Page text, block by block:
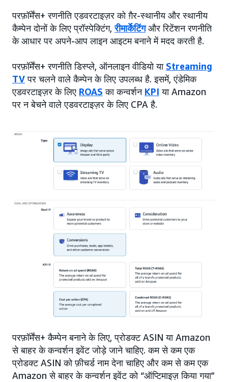
परफ़ॉर्मेंस+ रणनीति एडवरटाइज़र को ग़ैर-स्थानीय और स्थानीय
कैम्पेन दोनों के लिए प्रॉस्पेक्टिंग,रीमार्केटिंगऔर रिटेंशन रणनीति
के आधार पर अपने-आप लाइन आइटम बनाने में मदद करती है.
परफ़ॉर्मेंस+ रणनीति डिस्प्ले, ऑनलाइन वीडियो या Streaming
TVपर चलने वाले कैम्पेन के लिए उपलब्ध है. इसमें, एंडेमिक
एडवरटाइज़र के लिए ROAS का कन्वर्शन KPI या Amazon
पर न बेचने वाले एडवरटाइज़र के लिए CPA है.
परफ़ॉर्मेंस+ कैम्पेन बनाने के लिए, प्रोडक्ट ASIN या Amazon
से बाहर के कन्वर्शन इवेंट जोड़े जाने चाहिए. कम से कम एक
प्रोडक्ट ASIN को फ़ीचर्ड नाम देना चाहिए और कम से कम एक
Amazon से बाहर के कन्वर्शन इवेंट को “ऑप्टिमाइज़ किया गया”